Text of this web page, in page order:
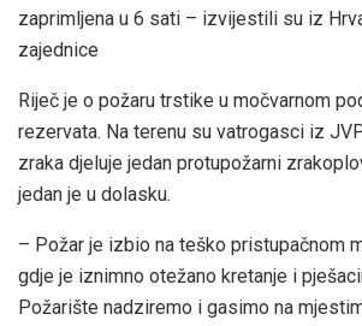
zaprimljena u 6 sati – izvijestili su iz
zajednice
Riječ je o požaru trstike u močvarnom
rezervata. Na terenu su vatrogasci iz
zraka djeluje jedan protupožarni
jedan je u dolasku.
– Požar je izbio na teško pristupačnom
gdje je iznimno otežano kretanje i
Požarište nadziremo i gasimo na